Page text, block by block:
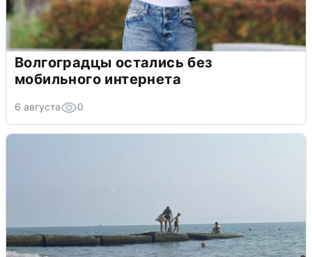
Волгоградцы остались без
мобильного интернета
6 августа 0